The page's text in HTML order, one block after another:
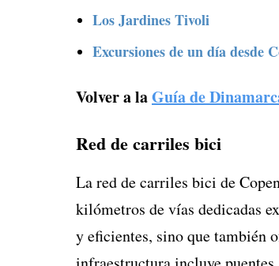
Los Jardines Tivoli
Excursiones de un día desde
Volver a laGuía de
Red de carriles bici
La red de carriles bici de
kilómetros de vías dedicadas
y eficientes, sino que también